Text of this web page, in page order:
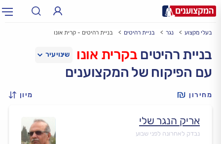
עירעיר: תל אביב, חיפה…
בעלי מקצוע נגר בניית רהיטים בניית רהיטים - קרית אונו
בניית רהיטים בקרית אונו
עם הפיקוח של המקצוענים
מחירון מיון
אריק הנגר שלי
נבדק לאחרונה לפני שבוע